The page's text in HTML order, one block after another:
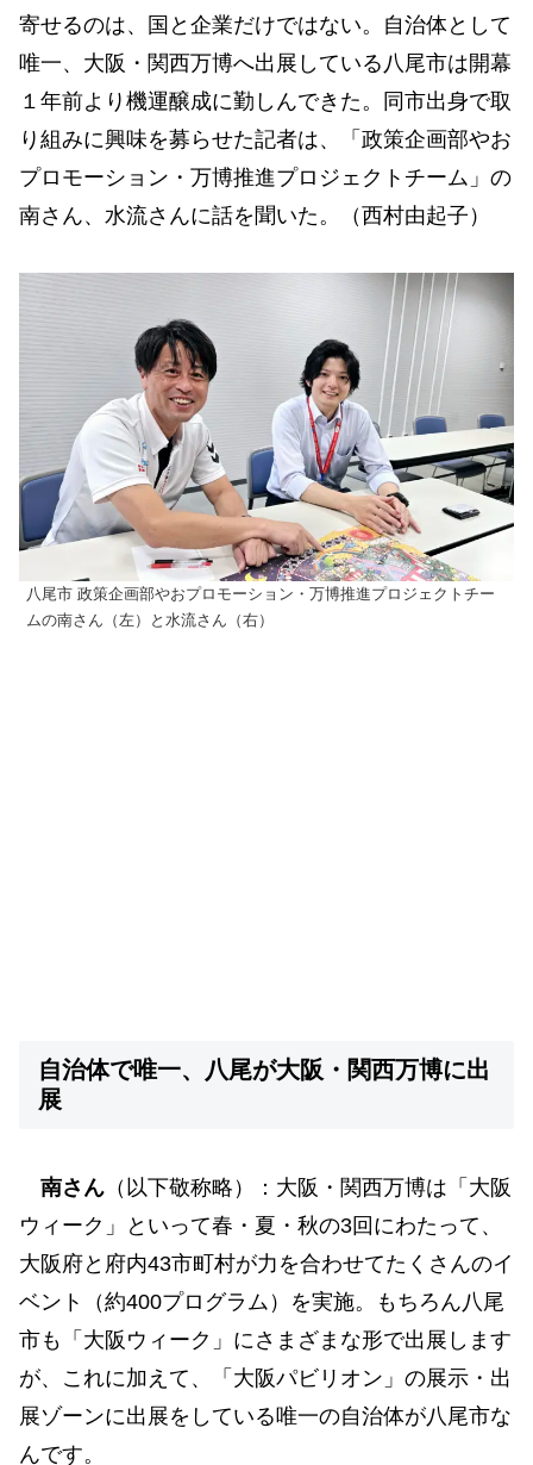
寄せるのは、国と企業だけではない。自治体として
唯一、大阪・関西万博へ出展している八尾市は開幕
１年前より機運醸成に勤しんできた。同市出身で取
り組みに興味を募らせた記者は、「政策企画部やお
プロモーション・万博推進プロジェクトチーム」の
南さん、水流さんに話を聞いた。（西村由起子）
八尾市 政策企画部やおプロモーション・万博推進プロジェクトチー
ムの南さん（左）と水流さん（右）
自治体で唯一、八尾が大阪・関西万博に出
展
南さん （以下敬称略）：大阪・関西万博は「大阪
ウィーク」といって春・夏・秋の3回にわたって、
大阪府と府内43市町村が力を合わせてたくさんのイ
ベント（約400プログラム）を実施。もちろん八尾
市も「大阪ウィーク」にさまざまな形で出展します
が、これに加えて、「大阪パビリオン」の展示・出
展ゾーンに出展をしている唯一の自治体が八尾市な
んです。